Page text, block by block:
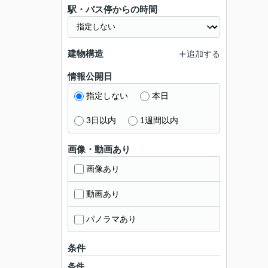
駅・バス停からの時間
建物構造 追加する
情報公開日
指定しない 本日
3日以内 1週間以内
画像・動画あり
画像あり
動画あり
パノラマあり
条件